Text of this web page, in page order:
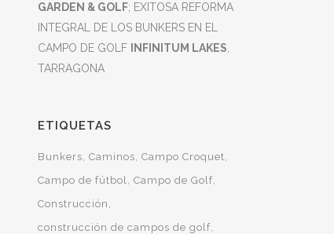
GARDEN & GOLF; EXITOSA REFORMA
INTEGRAL DE LOS BUNKERS EN EL
CAMPO DE GOLF
INFINITUM LAKES
TARRAGONA
ETIQUETAS
Bunkers Caminos Campo Croquet
Campo de fútbol Campo de Golf
Construcción
construcción de campos de golf